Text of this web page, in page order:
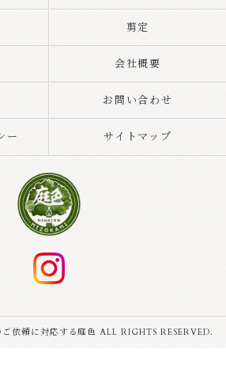
剪定
会社概要
お問い合わせ
ー サイトマップ
依頼に対応する庭色 ALL RIGHTS RESERVED.